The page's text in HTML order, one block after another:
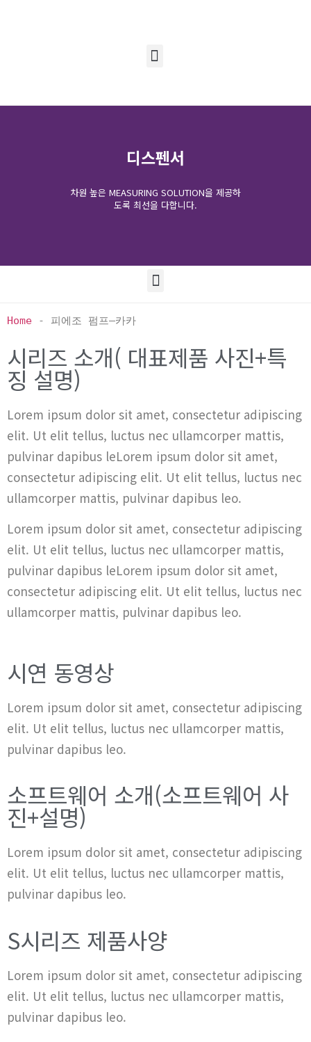
디스펜서
차원 높은 MEASURING SOLUTION을 제공하
도록 최선을 다합니다.
Home - 피에조 펌프–카카
시리즈 소개( 대표제품 사진+특
징 설명)
Lorem ipsum dolor sit amet, consectetur adipiscing
elit. Ut elit tellus, luctus nec ullamcorper mattis,
pulvinar dapibus leLorem ipsum dolor sit amet,
consectetur adipiscing elit. Ut elit tellus, luctus nec
ullamcorper mattis, pulvinar dapibus leo.
Lorem ipsum dolor sit amet, consectetur adipiscing
elit. Ut elit tellus, luctus nec ullamcorper mattis,
pulvinar dapibus leLorem ipsum dolor sit amet,
consectetur adipiscing elit. Ut elit tellus, luctus nec
ullamcorper mattis, pulvinar dapibus leo.
시연 동영상
Lorem ipsum dolor sit amet, consectetur adipiscing
elit. Ut elit tellus, luctus nec ullamcorper mattis,
pulvinar dapibus leo.
소프트웨어 소개(소프트웨어 사
진+설명)
Lorem ipsum dolor sit amet, consectetur adipiscing
elit. Ut elit tellus, luctus nec ullamcorper mattis,
pulvinar dapibus leo.
S시리즈 제품사양
Lorem ipsum dolor sit amet, consectetur adipiscing
elit. Ut elit tellus, luctus nec ullamcorper mattis,
pulvinar dapibus leo.